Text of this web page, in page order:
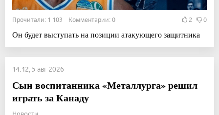
Прочитали: 1 103 Комментарии: 0 2 0
Он будет выступать на позиции атакующего защитника
14:12, 5 авг 2026
Сын воспитанника «Металлурга» решил
играть за Канаду